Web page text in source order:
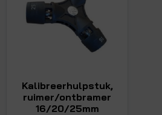
Kalibreerhulpstuk,
ruimer/ontbramer
16/20/25mm